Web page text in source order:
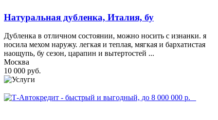
Натуральная дубленка, Италия, бу
Дубленка в отличном состоянии, можно носить с изнанки. я
носила мехом наружу. легкая и теплая, мягкая и бархатистая
наощупь, бу сезон, царапин и вытертостей ...
Москва
10 000 руб.